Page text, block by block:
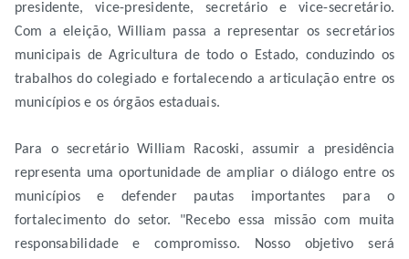
presidente, vice-presidente, secretário e vice-secretário.
Com a eleição, William passa a representar os secretários
municipais de Agricultura de todo o Estado, conduzindo os
trabalhos do colegiado e fortalecendo a articulação entre os
municípios e os órgãos estaduais.
Para o secretário William Racoski, assumir a presidência
representa uma oportunidade de ampliar o diálogo entre os
municípios e defender pautas importantes para o
fortalecimento do setor. "Recebo essa missão com muita
responsabilidade e compromisso. Nosso objetivo será